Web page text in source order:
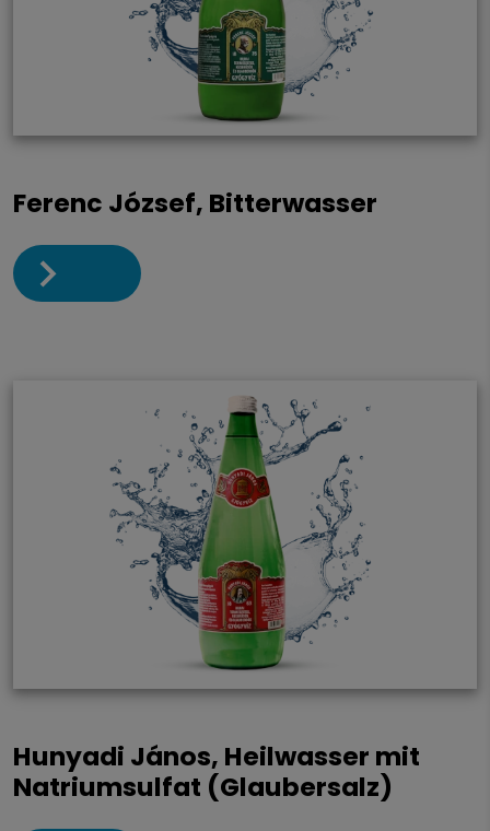
Ferenc József, Bitterwasser
Hunyadi János, Heilwasser mit
Natriumsulfat (Glaubersalz)